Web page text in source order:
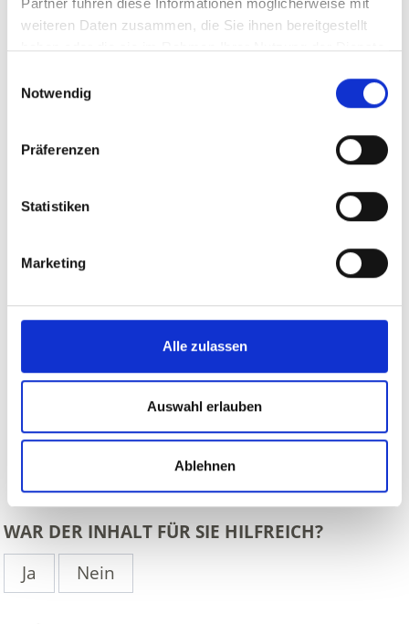
weiteren Daten zusammen, die Sie ihnen bereitgestellt
haben oder die sie im Rahmen Ihrer Nutzung der Dienste
Notwendig
Präferenzen
Statistiken
Marketing
Alle zulassen
Auswahl erlauben
Ablehnen
WAR DER INHALT FÜR SIE HILFREICH?
Ja
Nein